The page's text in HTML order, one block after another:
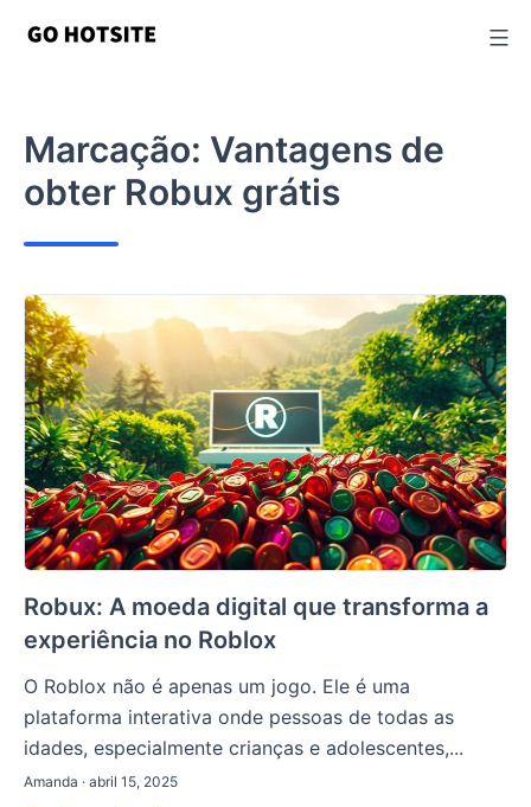
Marcação: Vantagens de
obter Robux grátis
Robux: A moeda digital que transforma a
experiência no Roblox
O Roblox não é apenas um jogo. Ele é uma
plataforma interativa onde pessoas de todas as
idades, especialmente crianças e adolescentes,...
Amanda · abril 15, 2025